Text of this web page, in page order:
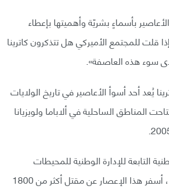
بأسماءٍ بشريّة وأهميتها بإعطاء
قلت للمجتمع الأميركي هل تتذكرون كاترينا
سوء هذه العاصفة».
يُعد أحد أسوأ الأعاصير في تاريخ الولايات
المناطق الساحلية في ألاباما ولويزيانا
التابعة للإدارة الوطنية للمحيطات
والغلاف الجوي (NOAA)، أسفر هذا الإعصار عن مقتل أكثر من 1800